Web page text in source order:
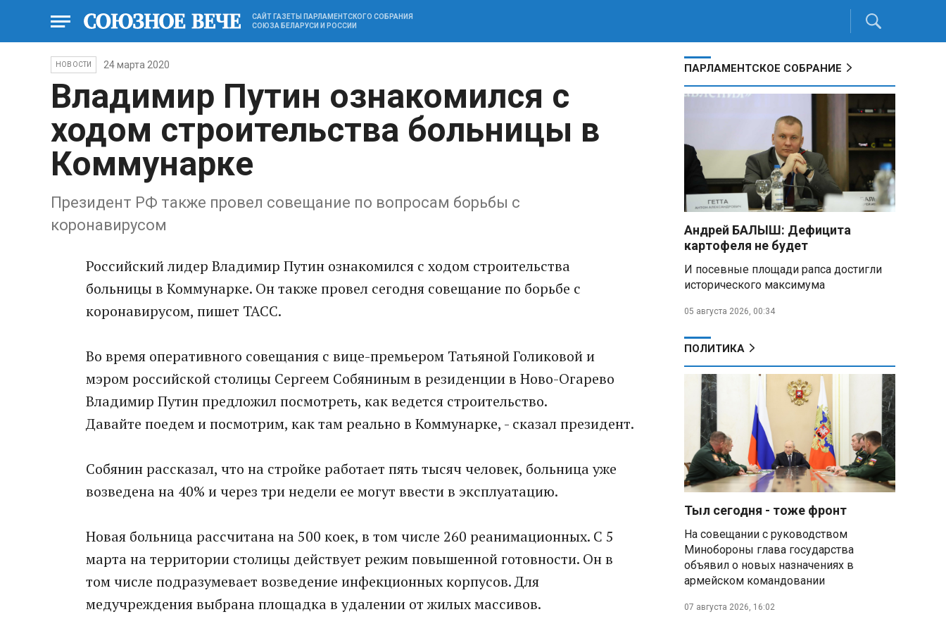
САЙТ ГАЗЕТЫ ПАРЛАМЕНТСКОГО СОБРАНИЯ
СОЮЗА БЕЛАРУСИ И РОССИИ
НОВОСТИ 24 марта 2020
Владимир Путин ознакомился с
ходом строительства больницы в
Коммунарке
Президент РФ также провел совещание по вопросам борьбы с
коронавирусом
Российский лидер Владимир Путин ознакомился с ходом строительства
больницы в Коммунарке. Он также провел сегодня совещание по борьбе с
коронавирусом, пишет ТАСС.
Во время оперативного совещания с вице-премьером Татьяной Голиковой и
мэром российской столицы Сергеем Собяниным в резиденции в Ново-Огарево
Владимир Путин предложил посмотреть, как ведется строительство.
Давайте поедем и посмотрим, как там реально в Коммунарке, - сказал президент.
Собянин рассказал, что на стройке работает пять тысяч человек, больница уже
возведена на 40% и через три недели ее могут ввести в эксплуатацию.
Новая больница рассчитана на 500 коек, в том числе 260 реанимационных. С 5
марта на территории столицы действует режим повышенной готовности. Он в
том числе подразумевает возведение инфекционных корпусов. Для
медучреждения выбрана площадка в удалении от жилых массивов.
ПАРЛАМЕНТСКОЕ СОБРАНИЕ
Андрей БАЛЫШ: Дефицита
картофеля не будет
И посевные площади рапса достигли
исторического максимума
05 августа 2026, 00:34
ПОЛИТИКА
Тыл сегодня - тоже фронт
На совещании с руководством
Минобороны глава государства
объявил о новых назначениях в
армейском командовании
07 августа 2026, 16:02